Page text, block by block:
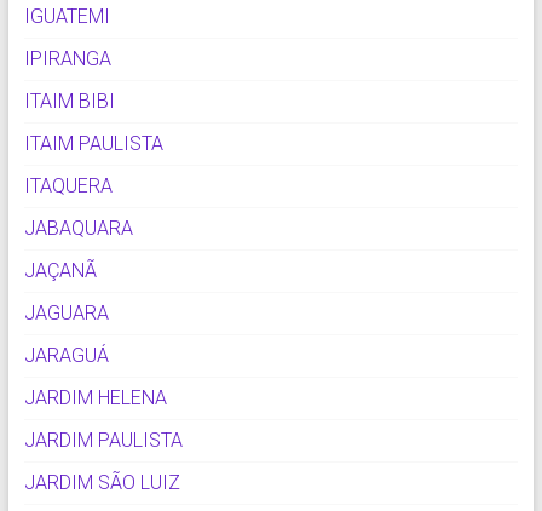
IGUATEMI
IPIRANGA
ITAIM BIBI
ITAIM PAULISTA
ITAQUERA
JABAQUARA
JAÇANÃ
JAGUARA
JARAGUÁ
JARDIM HELENA
JARDIM PAULISTA
JARDIM SÃO LUIZ